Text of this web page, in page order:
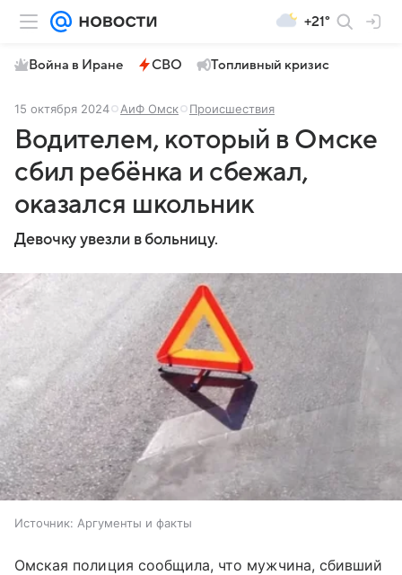
+21°
Война в Иране СВО Топливный кризис
15 октября 2024 АиФ Омск Происшествия
Водителем, который в Омске
сбил ребёнка и сбежал,
оказался школьник
Девочку увезли в больницу.
Источник: Аргументы и факты
Омская полиция сообщила, что мужчина, сбивший